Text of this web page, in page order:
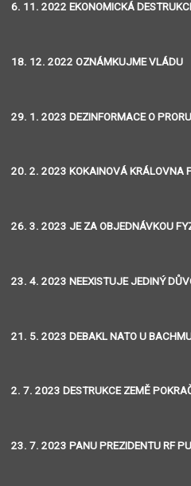
6. 11. 2022 EKONOMICKÁ
18. 12. 2022 OZNÁMKUJME VLÁDU
29. 1. 2023 DEZINFORMACE O
20. 2. 2023 KOKAINOVÁ KRÁLOVNA
26. 3. 2023 JE ZA OBJEDNÁVKOU
23. 4. 2023 NEEXISTUJE JEDINÝ
21. 5. 2023 DEBAKL NATO U
2. 7. 2023 DESTRUKCE ZEMĚ
23. 7. 2023 PANU PREZIDENTU RF